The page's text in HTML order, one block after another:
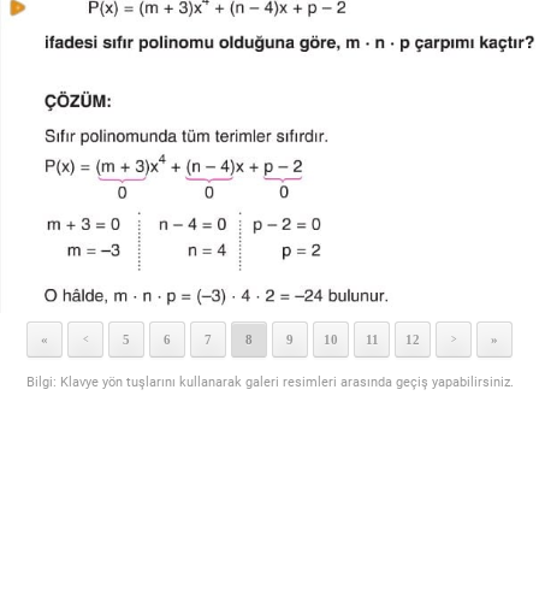
« < 5 6 7 8 9 10 11 12 > »
Bilgi: Klavye yön tuşlarını kullanarak galeri resimleri arasında geçiş yapabilirsiniz.